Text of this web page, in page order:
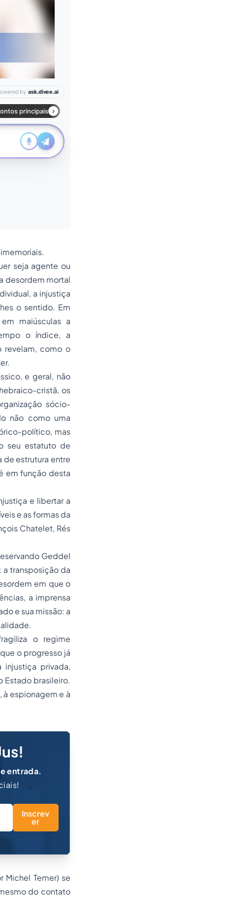
seja agente ou
desordem mortal
a injustiça
o sentido. Em
maiúsculas a
o índice, a
revelam, como o
e geral, não
cristã, os
sócio-
não como uma
político, mas
seu estatuto de
estrutura entre
em função desta
e libertar a
e as formas da
Chatelet, Rés
Geddel
a transposição da
em que o
a imprensa
e sua missão: a
o regime
o progresso já
privada,
brasileiro.
à espionagem e à
entrada.
Inscrev
er
Temer) se
do contato